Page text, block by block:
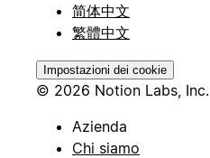
简体中文
繁體中文
Impostazioni dei cookie
© 2026 Notion Labs, Inc.
Azienda
Chi siamo